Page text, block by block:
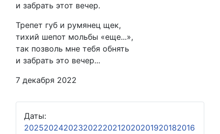
Даты:
202520242023202220212020201920182016
и забрать этот вечер.
Трепет губ и румянец щек,
тихий шепот мольбы «еще...»,
так позволь мне тебя обнять
и забрать это вечер...
7 декабря 2022